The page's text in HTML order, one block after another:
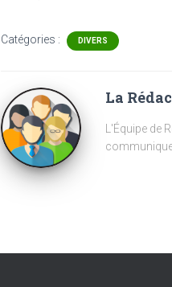
Catégories : DIVERS
La
L'Équipe